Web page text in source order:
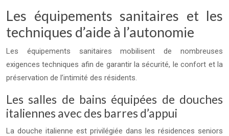
Les équipements sanitaires et les
techniques d’aide à l’autonomie
Les équipements sanitaires mobilisent de nombreuses
exigences techniques afin de garantir la sécurité, le confort et la
préservation de l’intimité des résidents.
Les salles de bains équipées de douches
italiennes avec des barres d’appui
La douche italienne est privilégiée dans les résidences seniors